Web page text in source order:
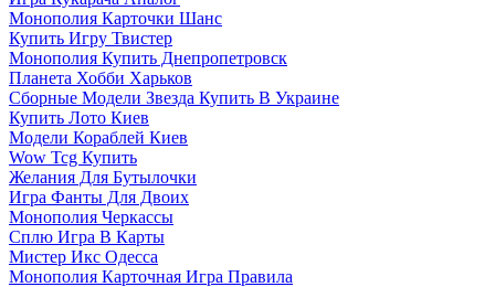
Монополия Карточки Шанс
Купить Игру Твистер
Монополия Купить Днепропетровск
Планета Хобби Харьков
Сборные Модели Звезда Купить В Украине
Купить Лото Киев
Модели Кораблей Киев
Wow Tcg Купить
Желания Для Бутылочки
Игра Фанты Для Двоих
Монополия Черкассы
Сплю Игра В Карты
Мистер Икс Одесса
Монополия Карточная Игра Правила